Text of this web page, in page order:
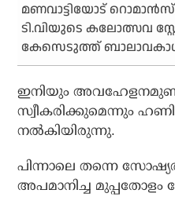
മണവാട്ടിയോട് റൊമാന്‍സ്;
ടി.വിയുടെ കലോത്സവ
കേസെടുത്ത്
ഇനിയും
സ്വീകരിക്കുമെന്നും
നല്‍കിയിരുന്നു.
പിന്നാലെ തന്നെ
അപമാനിച്ച മുപ്പതോളം